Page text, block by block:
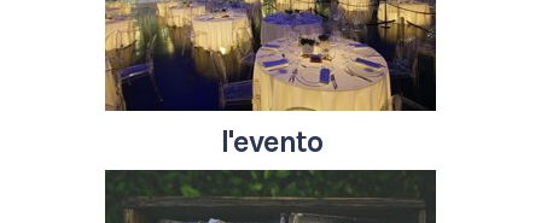
l'evento